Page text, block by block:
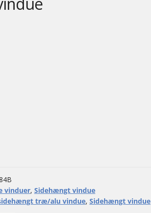
vinduer, Sidehængt vindue
træ/alu vindue, Sidehængt vindue